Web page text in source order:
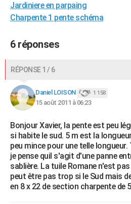
Bricolage
Lifestyle
Culture
Sport
Auto
Television
Voyage
Cinema
Jardiniere en parpaing
Charpente 1 pente schéma
6 réponses
RÉPONSE 1 / 6
Daniel LOISON 1 158
15 août 2011 à 06:23
Bonjour Xavier, la pente est peu
si habite le sud. 5 m est la
peu mince pour une telle
je pense quil s'agit d'une panne
sablière. La tuile Romane n'est
peut être pas trop si le Sud mais
en 8 x 22 de section charpente de